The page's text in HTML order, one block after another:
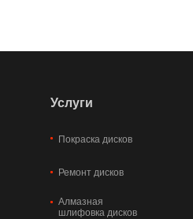
Услуги
Покраска дисков
Ремонт дисков
Алмазная
шлифовка дисков